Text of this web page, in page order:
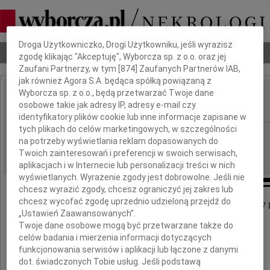
Nekrologi Odeszli Poradnik pogrzebowy
IMIĘ I NAZWISKO: Stanisław Siekierski
REGION: Łódź
DATA EMISJI: 31.12.2020
W dniu 28 grudnia 2020 roku, zmarł w wieku 97
Dbamy o Twoją prywatność
Droga Użytkowniczko, Drogi Użytkowniku, jeśli wyrazisz
zgodę klikając "Akceptuję", Wyborcza sp. z o.o. oraz jej
Zaufani Partnerzy, w tym [874 ] Zaufanych Partnerów IAB,
jak również Agora S.A. będąca spółką powiązaną z
Wyborcza sp. z o.o., będą przetwarzać Twoje dane
osobowe takie jak adresy IP, adresy e-mail czy
identyfikatory plików cookie lub inne informacje zapisane w
tych plikach do celów marketingowych, w szczególności
na potrzeby wyświetlania reklam dopasowanych do
Twoich zainteresowań i preferencji w swoich serwisach,
aplikacjach i w Internecie lub personalizacji treści w nich
wyświetlanych. Wyrażenie zgody jest dobrowolne. Jeśli nie
chcesz wyrazić zgody, chcesz ograniczyć jej zakres lub
chcesz wycofać zgodę uprzednio udzieloną przejdź do
„Ustawień Zaawansowanych”.
Twoje dane osobowe mogą być przetwarzane także do
celów badania i mierzenia informacji dotyczących
funkcjonowania serwisów i aplikacji lub łączone z danymi
dot. świadczonych Tobie usług. Jeśli podstawą